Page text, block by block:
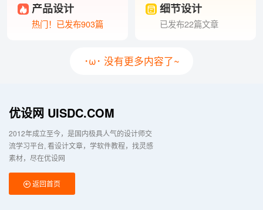
产品设计
热门！已发布903篇
细节设计
已发布22篇文章
･ω･ 没有更多内容了~
优设网 UISDC.COM
2012年成立至今，是国内极具人气的设计师交
流学习平台 看设计文章，学软件教程，找灵感
素材，尽在优设网
返回首页